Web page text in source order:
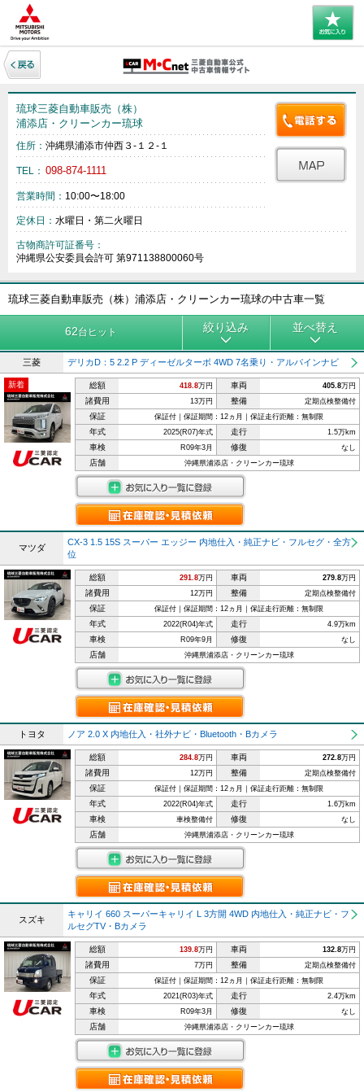
琉球三菱自動車販売（株）
浦添店・クリーンカー琉球
住所： 沖縄県浦添市仲西３‐１２‐１
TEL： 098-874-1111
営業時間： 10:00〜18:00
定休日： 水曜日・第二火曜日
古物商許可証番号：
沖縄県公安委員会許可 第971138800060号
琉球三菱自動車販売（株）浦添店・クリーンカー琉球の中古車一覧
62台ヒット 絞り込み 並べ替え
三菱 デリカD：5 2.2 P ディーゼルターボ 4WD 7名乗り・アルパインナビ
新着 総額 418.8万円 車両 405.8万円
諸費用 13万円 整備 定期点検整備付
保証 保証付｜保証期間：12ヵ月｜保証走行距離：無制限
年式 2025(R07)年式 走行 1.5万km
車検 R09年3月 修復 なし
店舗 沖縄県浦添店・クリーンカー琉球
マツダ
CX-3 1.5 15S スーパー エッジー 内地仕入・純正ナビ・フルセグ・全方
位
総額 291.8万円 車両 279.8万円
諸費用 12万円 整備 定期点検整備付
保証 保証付｜保証期間：12ヵ月｜保証走行距離：無制限
年式 2022(R04)年式 走行 4.9万km
車検 R09年9月 修復 なし
店舗 沖縄県浦添店・クリーンカー琉球
トヨタ ノア 2.0 X 内地仕入・社外ナビ・Bluetooth・Bカメラ
総額 284.8万円 車両 272.8万円
諸費用 12万円 整備 定期点検整備付
保証 保証付｜保証期間：12ヵ月｜保証走行距離：無制限
年式 2022(R04)年式 走行 1.6万km
車検 車検整備付 修復 なし
店舗 沖縄県浦添店・クリーンカー琉球
スズキ
キャリイ 660 スーパーキャリイ L 3方開 4WD 内地仕入・純正ナビ・フ
ルセグTV・Bカメラ
総額 139.8万円 車両 132.8万円
諸費用 7万円 整備 定期点検整備付
保証 保証付｜保証期間：12ヵ月｜保証走行距離：無制限
年式 2021(R03)年式 走行 2.4万km
車検 R09年3月 修復 なし
店舗 沖縄県浦添店・クリーンカー琉球